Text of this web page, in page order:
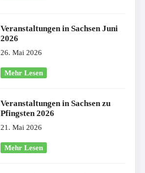
Veranstaltungen in Sachsen Juni
2026
26. Mai 2026
Mehr Lesen
Veranstaltungen in Sachsen zu
Pfingsten 2026
21. Mai 2026
Mehr Lesen